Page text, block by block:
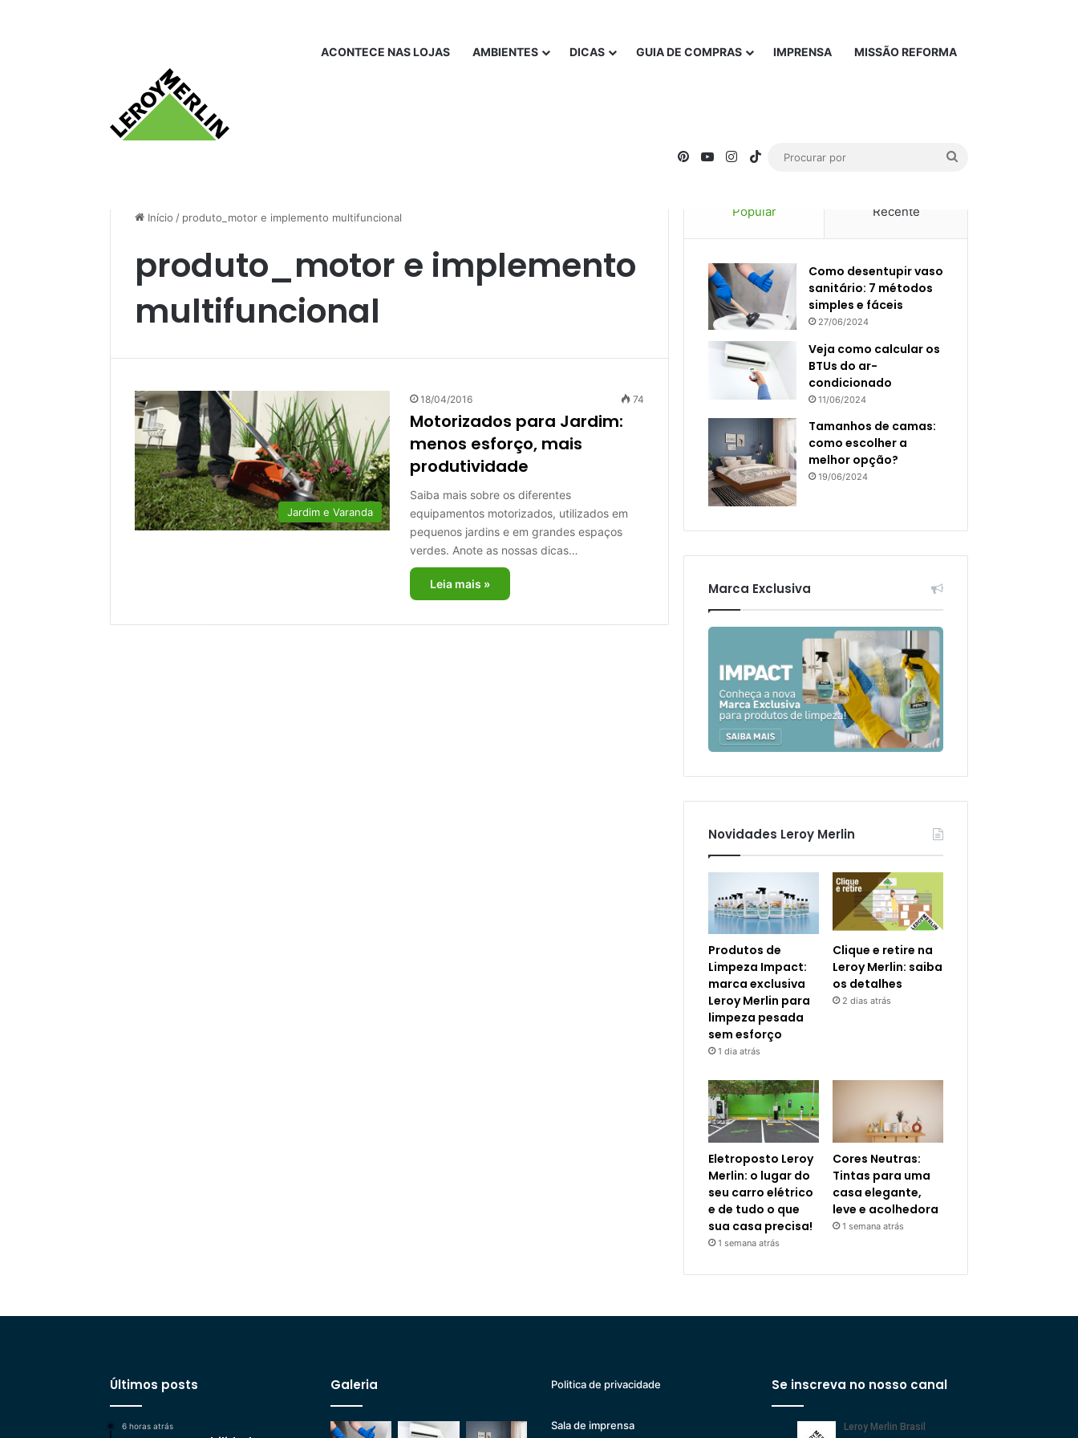
ACONTECE NAS LOJAS AMBIENTES DICAS GUIA DE COMPRAS IMPRENSA MISSÃO REFORMA
PinterestYouTubeInstagram
TikTok
Início / produto_motor e implemento multifuncional
produto_motor e implemento
multifuncional
Jardim e Varanda
18/04/2016 74
Motorizados para Jardim:
menos esforço, mais
produtividade
Saiba mais sobre os diferentes
equipamentos motorizados, utilizados em
pequenos jardins e em grandes espaços
verdes. Anote as nossas dicas…
Leia mais »
Popular Recente
Como desentupir vaso
sanitário: 7 métodos
simples e fáceis
27/06/2024
Veja como calcular os
BTUs do ar-
condicionado
11/06/2024
Tamanhos de camas:
como escolher a
melhor opção?
19/06/2024
Marca Exclusiva
Novidades Leroy Merlin
Produtos de
Limpeza Impact:
marca exclusiva
Leroy Merlin para
limpeza pesada
sem esforço
1 dia atrás
Clique e retire na
Leroy Merlin: saiba
os detalhes
2 dias atrás
Eletroposto Leroy
Merlin: o lugar do
seu carro elétrico
e de tudo o que
sua casa precisa!
1 semana atrás
Cores Neutras:
Tintas para uma
casa elegante,
leve e acolhedora
1 semana atrás
Últimos posts
6 horas atrás
Galeria Politica de privacidade
Sala de imprensa
Se inscreva no nosso canal